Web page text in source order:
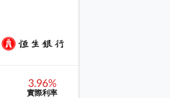
3.96%
實際利率